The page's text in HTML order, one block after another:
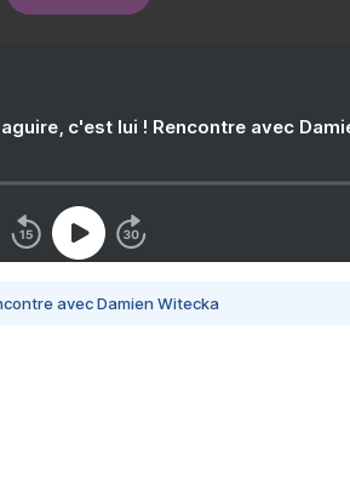
c'est lui ! Rencontre avec
avec Damien Witecka